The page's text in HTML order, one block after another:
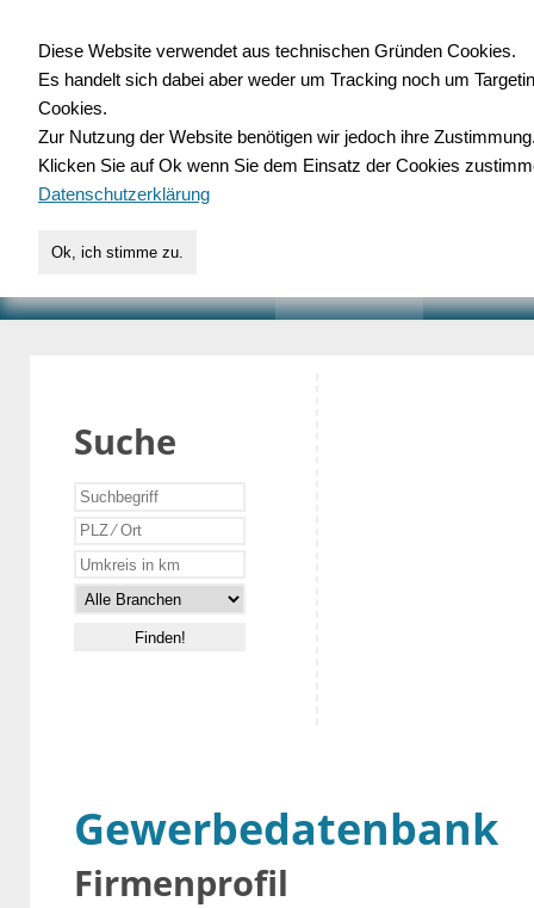
für Handwerk,
Suche
Gewerbedatenbank
Firmenprofil
Diese Website verwendet aus technischen Gründen Cookies.
Es handelt sich dabei aber weder um Tracking noch um
Cookies.
Zur Nutzung der Website benötigen wir jedoch ihre
Klicken Sie auf Ok wenn Sie dem Einsatz der Cookies
Datenschutzerklärung
Ok, ich stimme zu.